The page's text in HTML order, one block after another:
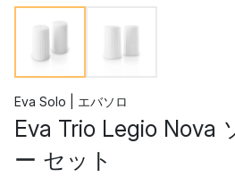
Eva Solo | エバソロ
Eva Trio Legio Nova
ー セット